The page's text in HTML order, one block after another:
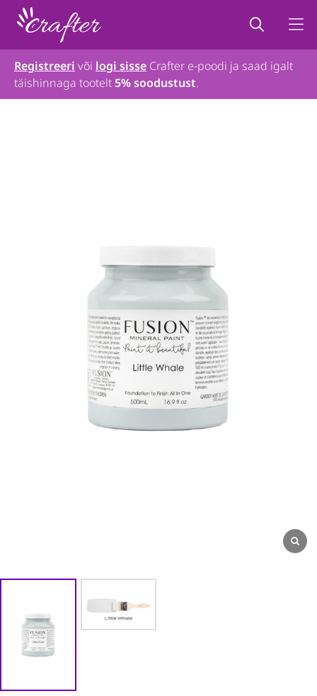
Registreeri või logi sisse Crafter e-poodi ja saad igalt
täishinnaga tootelt5% soodustust.